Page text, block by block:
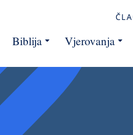
Biblija Vjerovanja